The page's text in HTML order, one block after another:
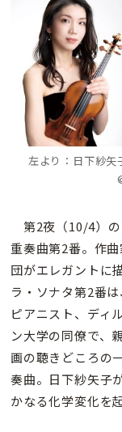
左より：日下紗
第2夜（10/4）の
重奏曲第2番。作
団がエレガントに
ラ・ソナタ第2番
ピアニスト、ディ
ン大学の同僚で、
画の聴きどころの
奏曲。日下紗矢子
かなる化学変化を